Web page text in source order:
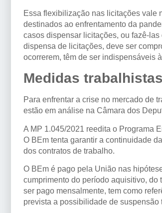
Essa flexibilização nas licitações vale
destinados ao enfrentamento da
casos dispensar licitações, ou fazê-
dispensa de licitações, deve ser
ocorrerem, têm de ser indispensáveis
Medidas trabalhistas
Para enfrentar a crise no mercado de
estão em análise na Câmara dos
A MP 1.045/2021 reedita o Programa
O BEm tenta garantir a continuidade
dos contratos de trabalho.
O BEm é pago pela União nas
cumprimento do período aquisitivo,
ser pago mensalmente, tem como
prevista a possibilidade de